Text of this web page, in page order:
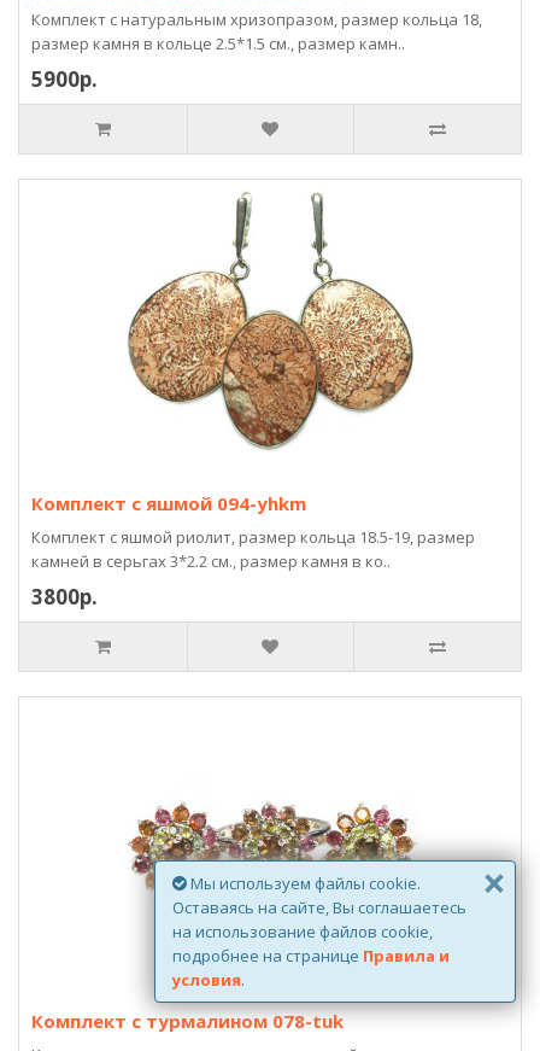
Комплект с натуральным хризопразом, размер кольца 18,
размер камня в кольце 2.5*1.5 см., размер камн..
5900р.
Комплект с яшмой 094-yhkm
Комплект с яшмой риолит, размер кольца 18.5-19, размер
камней в серьгах 3*2.2 см., размер камня в ко..
3800р.
Комплект с турмалином 078-tuk
Мы используем файлы cookie.
Оставаясь на сайте, Вы соглашаетесь
на использование файлов cookie,
подробнее на странице Правила и
условия.
×